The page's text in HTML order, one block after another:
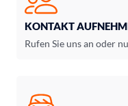
KONTAKT
Rufen Sie uns an oder